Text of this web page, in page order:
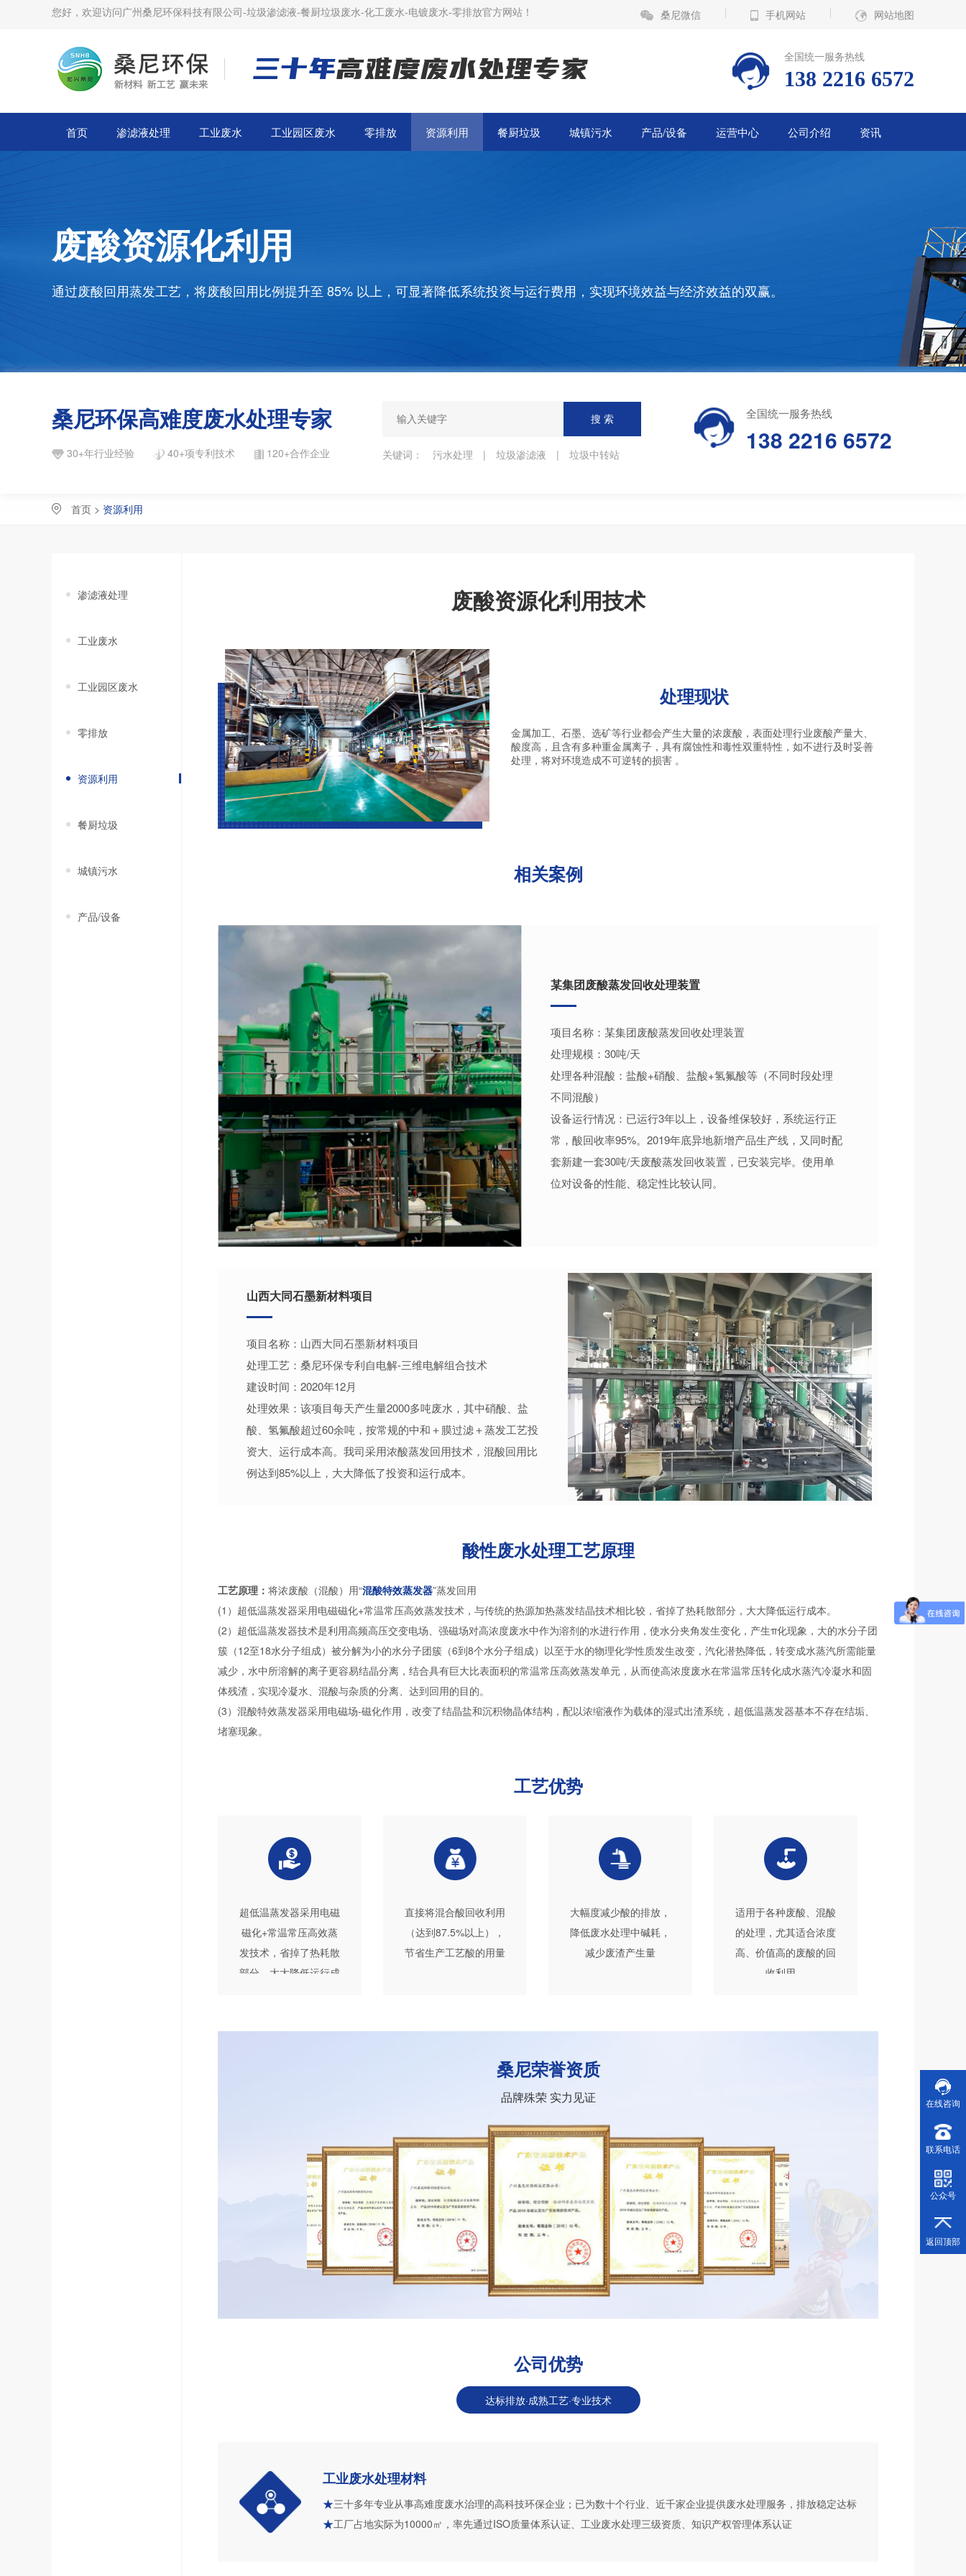
您好，欢迎访问广州桑尼环保科技有限公司-垃圾渗滤液-餐厨垃圾废水-化工废水-电镀废水-零排放官方网站！ 桑尼微信 手机网站 网站地图
三十年高难度废水处理专家 全国统一服务热线
138 2216 6572
首页 渗滤液处理 工业废水 工业园区废水 零排放 资源利用 餐厨垃圾 城镇污水 产品/设备 运营中心 公司介绍 资讯
废酸资源化利用
通过废酸回用蒸发工艺，将废酸回用比例提升至 85% 以上，可显著降低系统投资与运行费用，实现环境效益与经济效益的双赢。
桑尼环保高难度废水处理专家
30+年行业经验 40+项专利技术 120+合作企业 关键词： 污水处理 | 垃圾渗滤液 | 垃圾中转站
全国统一服务热线
138 2216 6572
首页 > 资源利用
渗滤液处理
工业废水
工业园区废水
零排放
资源利用
餐厨垃圾
城镇污水
产品/设备
废酸资源化利用技术
处理现状
金属加工、石墨、选矿等行业都会产生大量的浓废酸，表面处理行业废酸产量大、
酸度高，且含有多种重金属离子，具有腐蚀性和毒性双重特性，如不进行及时妥善
处理，将对环境造成不可逆转的损害 。
相关案例
某集团废酸蒸发回收处理装置
项目名称：某集团废酸蒸发回收处理装置
处理规模：30吨/天
处理各种混酸：盐酸+硝酸、盐酸+氢氟酸等（不同时段处理
不同混酸）
设备运行情况：已运行3年以上，设备维保较好，系统运行正
常，酸回收率95%。2019年底异地新增产品生产线，又同时配
套新建一套30吨/天废酸蒸发回收装置，已安装完毕。使用单
位对设备的性能、稳定性比较认同。
山西大同石墨新材料项目
项目名称：山西大同石墨新材料项目
处理工艺：桑尼环保专利自电解-三维电解组合技术
建设时间：2020年12月
处理效果：该项目每天产生量2000多吨废水，其中硝酸、盐
酸、氢氟酸超过60余吨，按常规的中和＋膜过滤＋蒸发工艺投
资大、运行成本高。我司采用浓酸蒸发回用技术，混酸回用比
例达到85%以上，大大降低了投资和运行成本。
酸性废水处理工艺原理
工艺原理： 将浓废酸（混酸）用“混酸特效蒸发器”蒸发回用
(1）超低温蒸发器采用电磁磁化+常温常压高效蒸发技术，与传统的热源加热蒸发结晶技术相比较，省掉了热耗散部分，大大降低运行成本。
(2）超低温蒸发器技术是利用高频高压交变电场、强磁场对高浓度废水中作为溶剂的水进行作用，使水分夹角发生变化，产生π化现象，大的水分子团
簇（12至18水分子组成）被分解为小的水分子团簇（6到8个水分子组成）以至于水的物理化学性质发生改变，汽化潜热降低，转变成水蒸汽所需能量
减少，水中所溶解的离子更容易结晶分离，结合具有巨大比表面积的常温常压高效蒸发单元，从而使高浓度废水在常温常压转化成水蒸汽冷凝水和固
体残渣，实现冷凝水、混酸与杂质的分离、达到回用的目的。
(3）混酸特效蒸发器采用电磁场-磁化作用，改变了结晶盐和沉积物晶体结构，配以浓缩液作为载体的湿式出渣系统，超低温蒸发器基本不存在结垢、
堵塞现象。
工艺优势
超低温蒸发器采用电磁
磁化+常温常压高效蒸
发技术，省掉了热耗散
部分，大大降低运行成
直接将混合酸回收利用
（达到87.5%以上），
节省生产工艺酸的用量
大幅度减少酸的排放，
降低废水处理中碱耗，
减少废渣产生量
适用于各种废酸、混酸
的处理，尤其适合浓度
高、价值高的废酸的回
收利用。
桑尼荣誉资质
品牌殊荣 实力见证
公司优势
达标排放·成熟工艺·专业技术
工业废水处理材料
三十多年专业从事高难度废水治理的高科技环保企业；已为数十个行业、近千家企业提供废水处理服务，排放稳定达标
工厂占地实际为10000㎡，率先通过ISO质量体系认证、工业废水处理三级资质、知识产权管理体系认证
在线咨询
联系电话
公众号
返回顶部